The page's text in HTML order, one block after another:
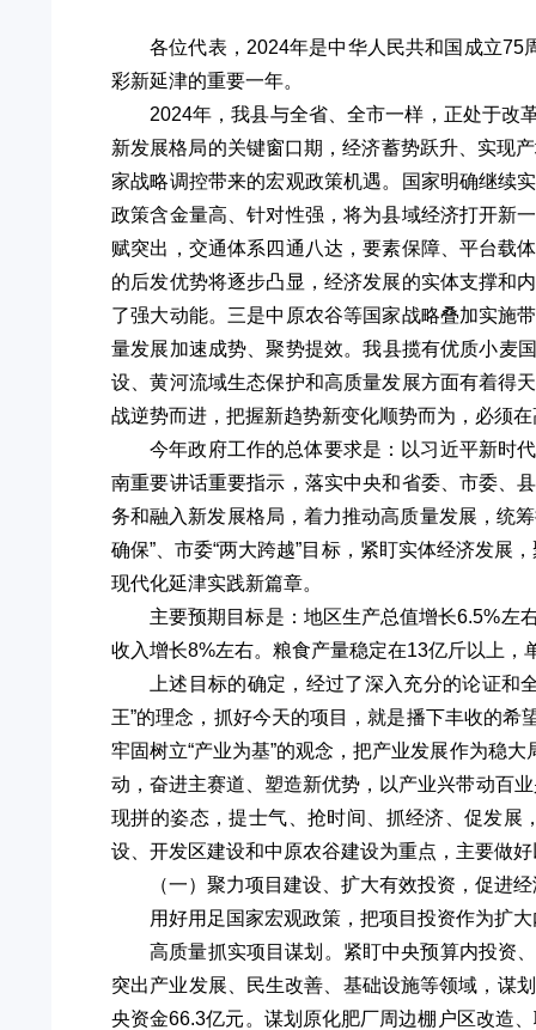
各位代表，2024年是中华人民共和国成立75
彩新延津的重要一年。
2024年，我县与全省、全市一样，正处于改
新发展格局的关键窗口期，经济蓄势跃升、实现
家战略调控带来的宏观政策机遇。国家明确继续
政策含金量高、针对性强，将为县域经济打开新
赋突出，交通体系四通八达，要素保障、平台载
的后发优势将逐步凸显，经济发展的实体支撑和
了强大动能。三是中原农谷等国家战略叠加实施
量发展加速成势、聚势提效。我县揽有优质小麦
设、黄河流域生态保护和高质量发展方面有着得
战逆势而进，把握新趋势新变化顺势而为，必须
今年政府工作的总体要求是：以习近平新时
南重要讲话重要指示，落实中央和省委、市委、
务和融入新发展格局，着力推动高质量发展，统
确保”、市委“两大跨越”目标，紧盯实体经济发展
现代化延津实践新篇章。
主要预期目标是：地区生产总值增长6.5%左
收入增长8%左右。粮食产量稳定在13亿斤以上，
上述目标的确定，经过了深入充分的论证
王”的理念，抓好今天的项目，就是播下丰收的
牢固树立“产业为基”的观念，把产业发展作为稳
动，奋进主赛道、塑造新优势，以产业兴带动百
现拼的姿态，提士气、抢时间、抓经济、促发
设、开发区建设和中原农谷建设为重点，主要做
（一）聚力项目建设、扩大有效投资，促进
用好用足国家宏观政策，把项目投资作为扩
高质量抓实项目谋划。紧盯中央预算内投资
突出产业发展、民生改善、基础设施等领域，谋
央资金66.3亿元。谋划原化肥厂周边棚户区改造